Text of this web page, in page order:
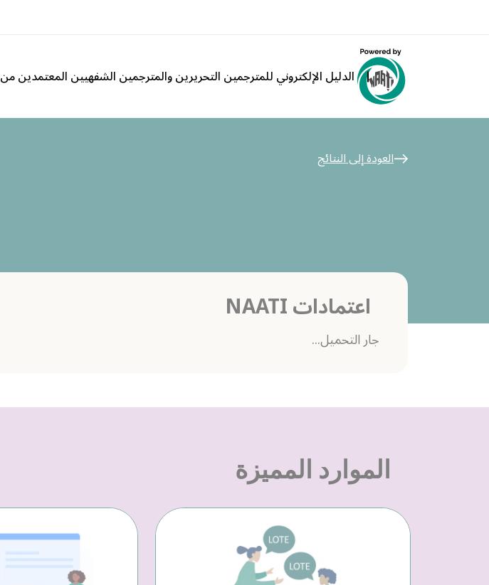
الدليل الإلكتروني للمترجمين التحريرين والمترجمين الشفهيين المعتمدين من NAATI
العودة إلى النتائج
اعتمادات NAATI
جار التحميل...
الموارد المميزة